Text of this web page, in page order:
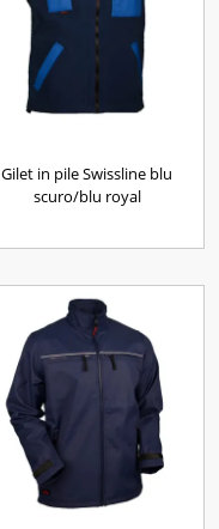
Gilet in pile Swissline blu
scuro/blu royal